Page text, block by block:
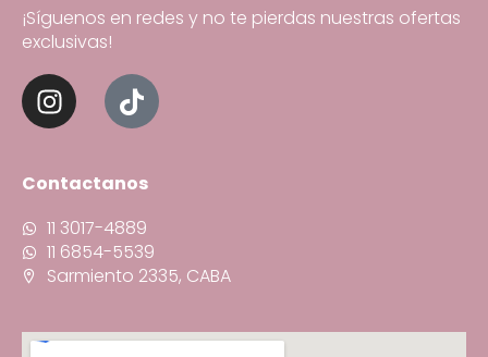
¡Síguenos en redes y no te pierdas nuestras ofertas
exclusivas!
Contactanos
11 3017-4889
11 6854-5539
Sarmiento 2335, CABA